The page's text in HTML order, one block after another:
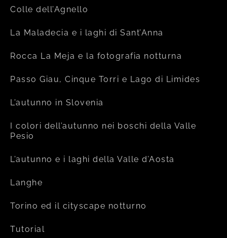
Colle dell’Agnello
La Maladecia e i laghi di Sant’Anna
Rocca La Meja e la fotografia notturna
Passo Giau, Cinque Torri e Lago di Limides
L’autunno in Slovenia
I colori dell’autunno nei boschi della Valle
Pesio
L’autunno e i laghi della Valle d’Aosta
Langhe
Torino ed il cityscape notturno
Tutorial